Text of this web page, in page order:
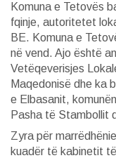
Komuna e Tetovës
fqinje, autoritetet
BE. Komuna e
në vend. Ajo është
Vetëqeverisjes
Maqedonisë dhe ka
e Elbasanit,
Pasha të Stambollit
Zyra për
kuadër të kabinetit